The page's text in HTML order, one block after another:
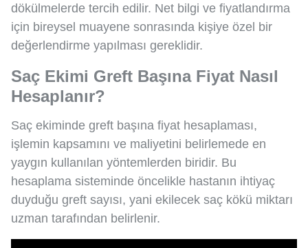
dökülmelerde tercih edilir. Net bilgi ve fiyatlandırma
için bireysel muayene sonrasında kişiye özel bir
değerlendirme yapılması gereklidir.
Saç Ekimi Greft Başına Fiyat Nasıl
Hesaplanır?
Saç ekiminde greft başına fiyat hesaplaması,
işlemin kapsamını ve maliyetini belirlemede en
yaygın kullanılan yöntemlerden biridir. Bu
hesaplama sisteminde öncelikle hastanın ihtiyaç
duyduğu greft sayısı, yani ekilecek saç kökü miktarı
uzman tarafından belirlenir.